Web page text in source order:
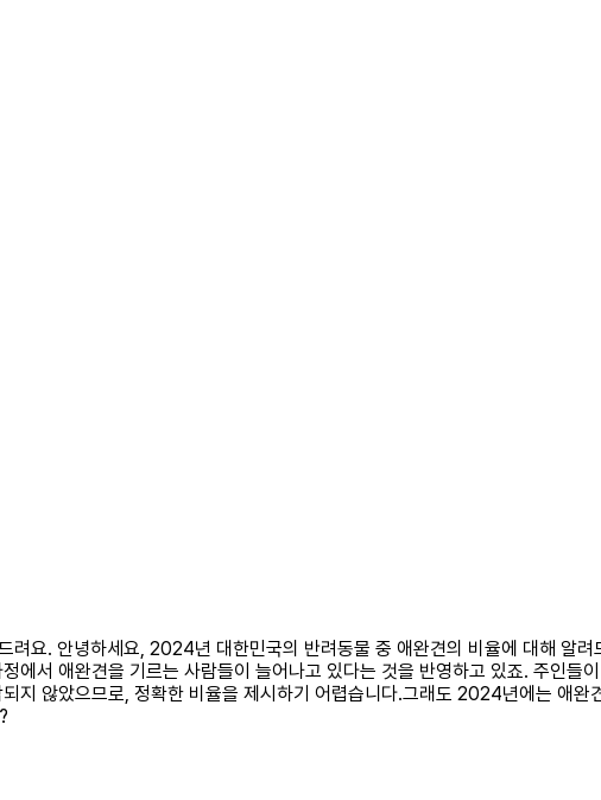
려요. 안녕하세요, 2024년 대한민국의 반려동물 중 애완견의 비율에 대해 알
에서 애완견을 기르는 사람들이 늘어나고 있다는 것을 반영하고 있죠. 주인
지 않았으므로, 정확한 비율을 제시하기 어렵습니다.그래도 2024년에는 애